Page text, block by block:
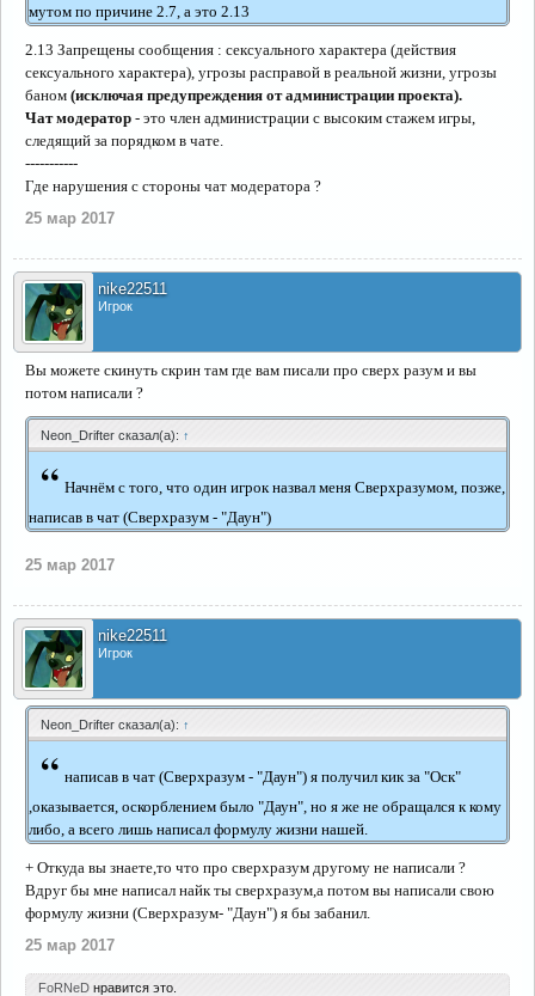
мутом по причине 2.7, а это 2.13
2.13 Запрещены сообщения : сексуального характера (действия
сексуального характера), угрозы расправой в реальной жизни, угрозы
баном (исключая предупреждения от администрации проекта).
Чат модератор - это член администрации с высоким стажем игры,
следящий за порядком в чате.
-----------
Где нарушения с стороны чат модератора ?
25 мар 2017
nike22511
Игрок
Вы можете скинуть скрин там где вам писали про сверх разум и вы
потом написали ?
Neon_Drifter сказал(а): ↑
“ Начнём с того, что один игрок назвал меня Сверхразумом, позже,
написав в чат (Сверхразум - "Даун")
25 мар 2017
nike22511
Игрок
Neon_Drifter сказал(а): ↑
“ написав в чат (Сверхразум - "Даун") я получил кик за "Оск"
,оказывается, оскорблением было "Даун", но я же не обращался к кому
либо, а всего лишь написал формулу жизни нашей.
+ Откуда вы знаете,то что про сверхразум другому не написали ?
Вдруг бы мне написал найк ты сверхразум,а потом вы написали свою
формулу жизни (Сверхразум- "Даун") я бы забанил.
25 мар 2017
FoRNeD нравится это.